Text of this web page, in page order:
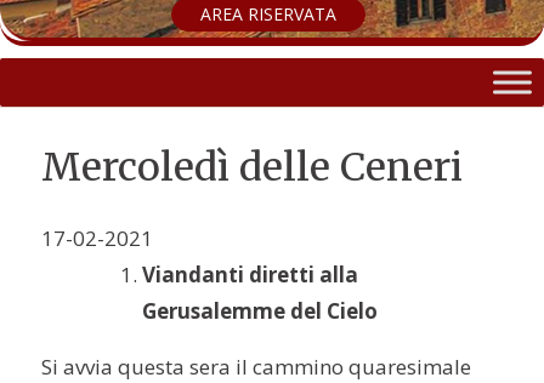
AREA RISERVATA
Mercoledì delle Ceneri
17-02-2021
Viandanti diretti alla
Gerusalemme del Cielo
Si avvia questa sera il cammino quaresimale